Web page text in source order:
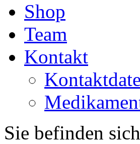
Shop
Team
Kontakt
Sie befinden